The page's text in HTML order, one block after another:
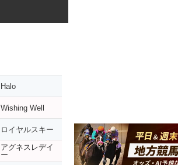
Halo
Wishing Well
ロイヤルスキー
アグネスレデイ
ー